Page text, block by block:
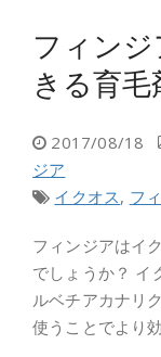
フィン
きる育毛
2017/08/18
ジア
イクオス, フ
フィンジアはイ
でしょうか？ イ
ルベチアカナリ
使うことでより